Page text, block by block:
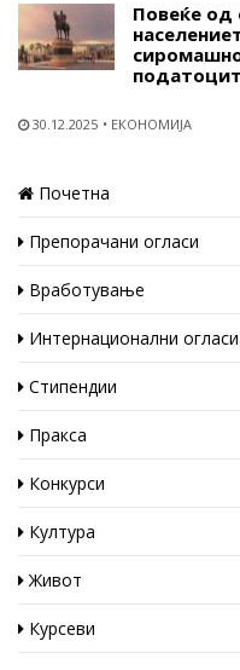
Повеќе од
30.12.2025 ЕКОНОМИЈА
Почетна
Препорачани огласи
Вработување
Интернационални огласи
Стипендии
Пракса
Конкурси
Култура
Живот
Курсеви